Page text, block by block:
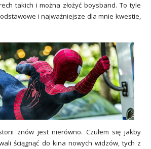
takich i można złożyć boysband. To tyle
i najważniejsze dla mnie kwestie,
znów jest nierówno. Czułem się jakby
ściągnąć do kina nowych widzów, tych z